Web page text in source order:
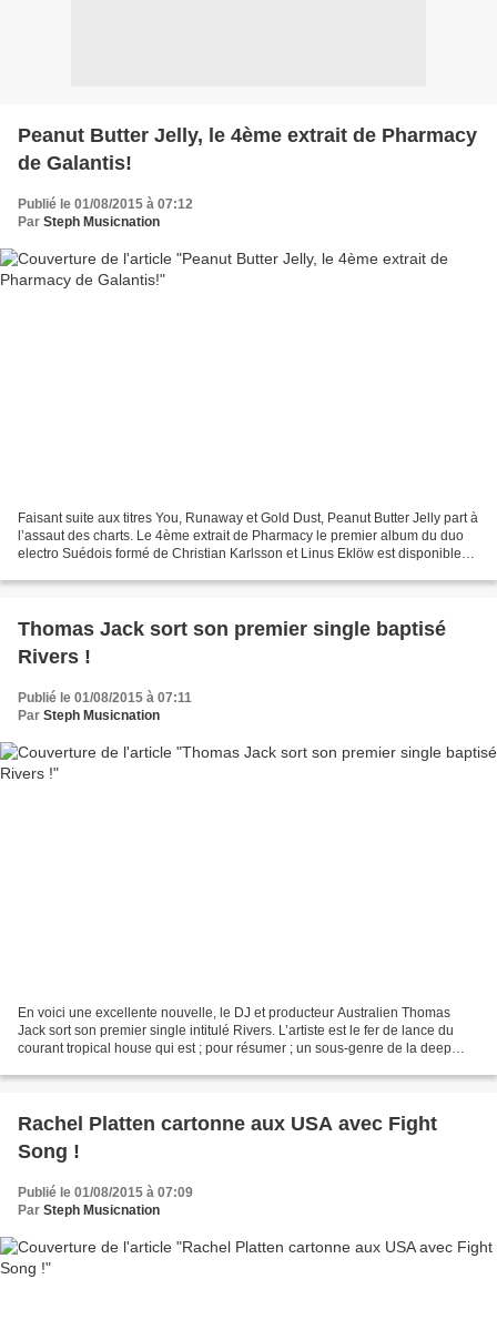
Peanut Butter Jelly, le 4ème extrait de Pharmacy
de Galantis!
Publié le 01/08/2015 à 07:12
Par Steph Musicnation
Faisant suite aux titres You, Runaway et Gold Dust, Peanut Butter Jelly part à
l’assaut des charts. Le 4ème extrait de Pharmacy le premier album du duo
electro Suédois formé de Christian Karlsson et Linus Eklöw est disponible
Thomas Jack sort son premier single baptisé
Rivers !
Publié le 01/08/2015 à 07:11
Par Steph Musicnation
En voici une excellente nouvelle, le DJ et producteur Australien Thomas
Jack sort son premier single intitulé Rivers. L’artiste est le fer de lance du
courant tropical house qui est ; pour résumer ; un sous-genre de la deep
Rachel Platten cartonne aux USA avec Fight
Song !
Publié le 01/08/2015 à 07:09
Par Steph Musicnation